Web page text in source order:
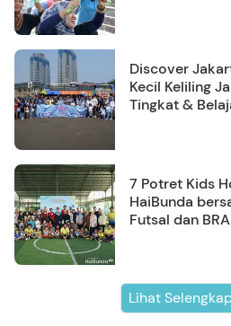
Discover
Kecil Keliling
Tingkat &
7 Potret Kids
HaiBunda
Futsal dan
Lihat